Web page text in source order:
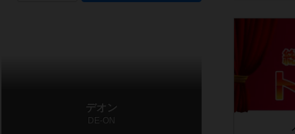
デオン
DE-ON